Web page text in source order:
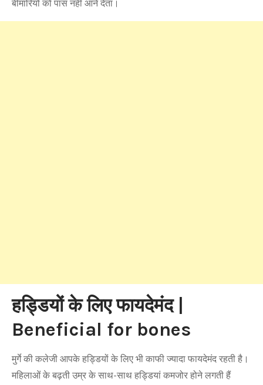
बीमारियों को पास नहीं आने देता।
हड्डियों के लिए फायदेमंद |
Beneficial for bones
मुर्गे की कलेजी आपके हड्डियों के लिए भी काफी ज्यादा फायदेमंद रहती है।
महिलाओं के बढ़ती उम्र के साथ-साथ हड्डियां कमजोर होने लगती हैं